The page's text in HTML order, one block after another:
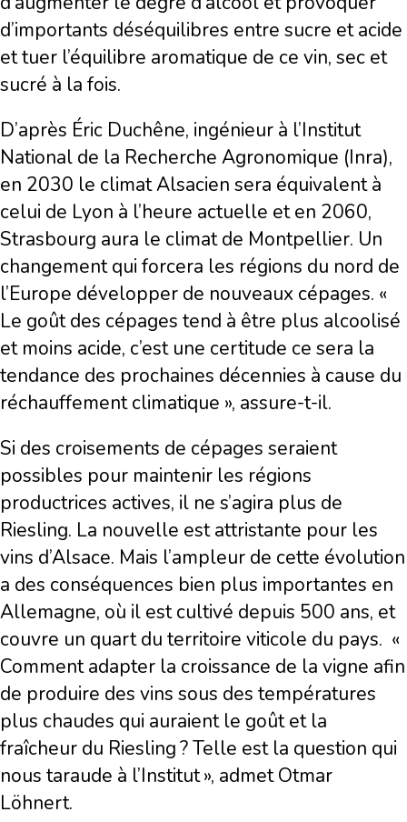
d’importants déséquilibres entre sucre et acide
et tuer l’équilibre aromatique de ce vin, sec et
sucré à la fois.
D’après Éric Duchêne, ingénieur à l’Institut
National de la Recherche Agronomique (Inra),
en 2030 le climat Alsacien sera équivalent à
celui de Lyon à l’heure actuelle et en 2060,
Strasbourg aura le climat de Montpellier. Un
changement qui forcera les régions du nord de
l’Europe développer de nouveaux cépages. «
Le goût des cépages tend à être plus alcoolisé
et moins acide, c’est une certitude ce sera la
tendance des prochaines décennies à cause du
réchauffement climatique », assure-t-il.
Si des croisements de cépages seraient
possibles pour maintenir les régions
productrices actives, il ne s’agira plus de
Riesling. La nouvelle est attristante pour les
vins d’Alsace. Mais l’ampleur de cette évolution
a des conséquences bien plus importantes en
Allemagne, où il est cultivé depuis 500 ans, et
couvre un quart du territoire viticole du pays. «
Comment adapter la croissance de la vigne afin
de produire des vins sous des températures
plus chaudes qui auraient le goût et la
fraîcheur du Riesling ? Telle est la question qui
nous taraude à l’Institut », admet Otmar
Löhnert.